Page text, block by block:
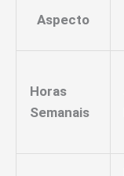
Aspecto
Horas
Semanais